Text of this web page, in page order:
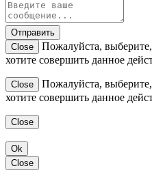
Отправить
Close
Пожалуйста,
хотите совершить данное
Close
Пожалуйста,
хотите совершить данное
Close
Ok
Close